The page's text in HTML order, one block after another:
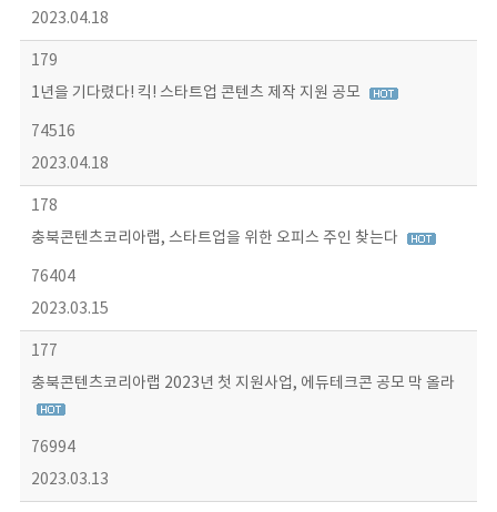
2023.04.18
179
1년을 기다렸다! 킥! 스타트업 콘텐츠 제작 지원 공모
74516
2023.04.18
178
충북콘텐츠코리아랩, 스타트업을 위한 오피스 주인 찾는다
76404
2023.03.15
177
충북콘텐츠코리아랩 2023년 첫 지원사업, 에듀테크콘 공모 막 올라
76994
2023.03.13